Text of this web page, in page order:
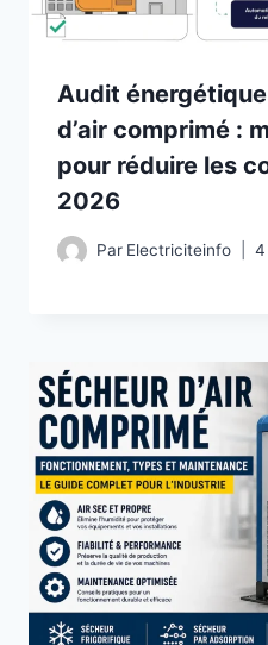
Audit
d’air comprimé :
pour réduire les
2026
Par Electriciteinfo 4